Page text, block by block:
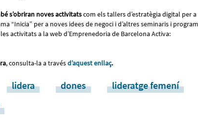
s’obriran noves activitatscom els tallers d’estratègia digital per a
“Inicia” per a noves idees de negoci i d’altres seminaris i
activitats a la web d’Emprenedoria de Barcelona Activa:
, consulta-la a travésd’aquest enllaç.
lidera dones
lideratge femení